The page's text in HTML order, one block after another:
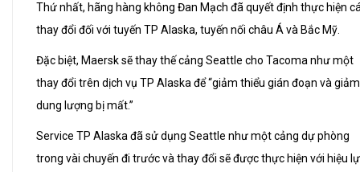
Thứ nhất, hãng hàng không Đan Mạch đã quyết định thực hiện
thay đổi đối với tuyến TP Alaska, tuyến nối châu Á và Bắc Mỹ.
Đặc biệt, Maersk sẽ thay thế cảng Seattle cho Tacoma như một
thay đổi trên dịch vụ TP Alaska để “giảm thiểu gián đoạn và giảm
dung lượng bị mất.”
Service TP Alaska đã sử dụng Seattle như một cảng dự phòng
trong vài chuyến đi trước và thay đổi sẽ được thực hiện với hiệu